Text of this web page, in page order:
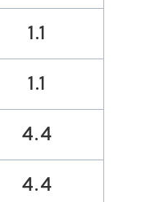
1.1
1.1
4.4
4.4